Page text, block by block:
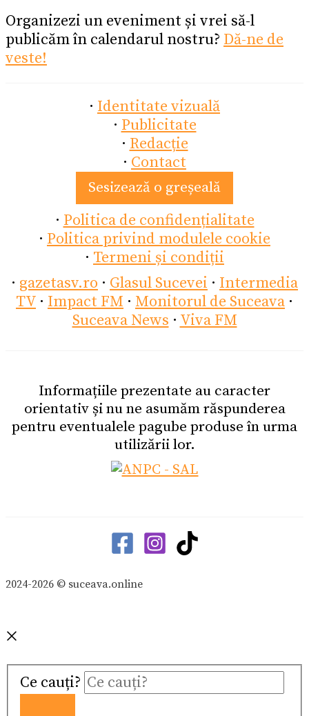
Organizezi un eveniment și vrei să-l
publicăm în calendarul nostru? Dă-ne de
veste!
· Identitate vizuală
· Publicitate
· Redacție
· Contact
Sesizează o greșeală
· Politica de confidențialitate
· Politica privind modulele cookie
· Termeni și condiții
· gazetasv.ro · Glasul Sucevei · Intermedia
TV · Impact FM · Monitorul de Suceava ·
Suceava News · Viva FM
Informațiile prezentate au caracter
orientativ și nu ne asumăm răspunderea
pentru eventualele pagube produse în urma
utilizării lor.
2024-2026 © suceava.online
Ce cauți?